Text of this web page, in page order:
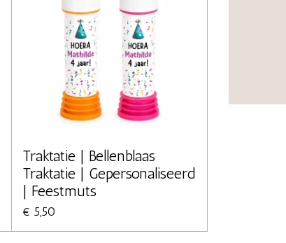
Traktatie | Bellenblaas
Traktatie | Gepersonaliseerd
| Feestmuts
€ 5,50